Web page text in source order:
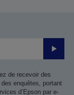
Valider
de recevoir des
enquêtes, portant
d’Epson par e-